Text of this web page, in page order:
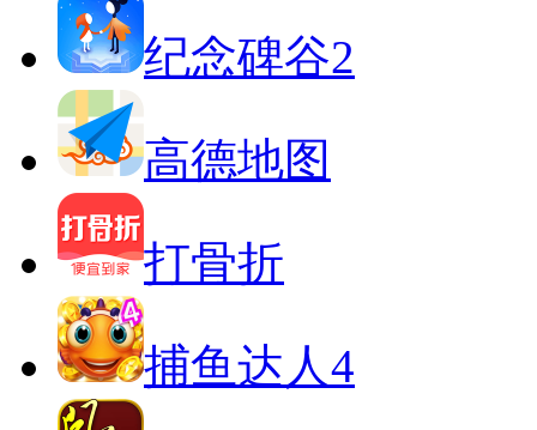
纪念碑谷2
高德地图
打骨折
捕鱼达人4